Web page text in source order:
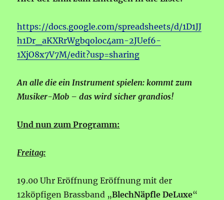
https://docs.google.com/spreadsheets/d/1D1JJ
h1Dr_aKXRrWgbqoloc4am-2JUef6-
1XjO8x7V7M/edit?usp=sharing
An alle die ein Instrument spielen: kommt zum
Musiker-Mob – das wird sicher grandios!
Und nun zum Programm:
Freitag:
19.00 Uhr Eröffnung Eröffnung mit der
12köpfigen Brassband „BlechNäpfle DeLuxe“